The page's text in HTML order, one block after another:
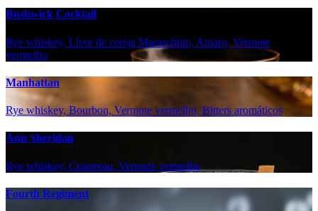
Bushwick Cocktail
Rye whiskey, Licor de cereja Maraschino, Amaro, Vermute
vermelho
Manhattan
Rye whiskey, Bourbon, Vermute vermelho, Bitters aromáticos
Ann Sheridan
Rye whiskey, Cointreau, Vermute vermelho
Fourth Regiment